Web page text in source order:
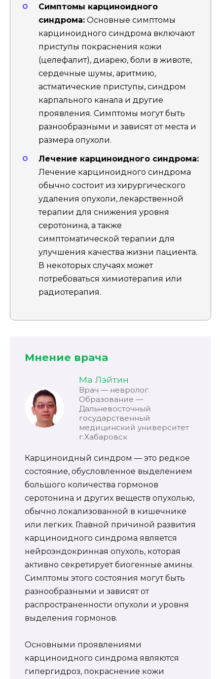
Симптомы карциноидного
синдрома: Основные симптомы
карциноидного синдрома включают
приступы покраснения кожи
(целефалит), диарею, боли в животе,
сердечные шумы, аритмию,
астматические приступы, синдром
карпального канала и другие
проявления. Симптомы могут быть
разнообразными и зависят от места и
размера опухоли.
Лечение карциноидного синдрома:
Лечение карциноидного синдрома
обычно состоит из хирургического
удаления опухоли, лекарственной
терапии для снижения уровня
серотонина, а также
симптоматической терапии для
улучшения качества жизни пациента.
В некоторых случаях может
потребоваться химиотерапия или
радиотерапия.
Мнение врача
Ма Лэйтин
Врач — невролог.
Образование —
Дальневосточный
государственный
медицинский университет
г.Хабаровск
Карциноидный синдром — это редкое
состояние, обусловленное выделением
большого количества гормонов
серотонина и других веществ опухолью,
обычно локализованной в кишечнике
или легких. Главной причиной развития
карциноидного синдрома является
нейроэндокринная опухоль, которая
активно секретирует биогенные амины.
Симптомы этого состояния могут быть
разнообразными и зависят от
распространенности опухоли и уровня
выделения гормонов.
Основными проявлениями
карциноидного синдрома являются
гипергидроз, покраснение кожи